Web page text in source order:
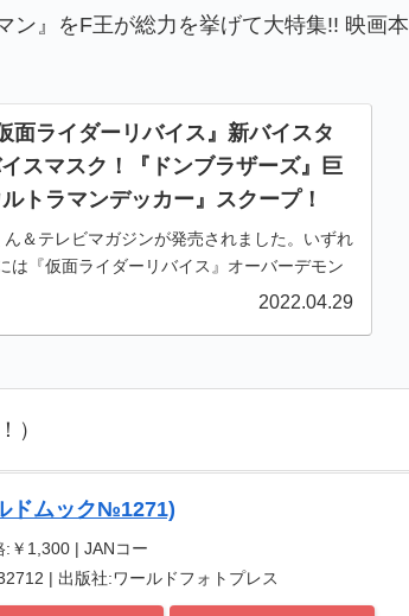
』をF王が総力を挙げて大特集!! 映画本
面ライダーリバイス』新バイスタ
スマスク！『ドンブラザーズ』巨
トラマンデッカー』スクープ！
ん＆テレビマガジンが発売されました。いずれ
は『仮面ライダーリバイス』オーバーデモン
ザーズ』ドンオニタイジンが登場です。（4月
2022.04.29
）
ドムック№1271)
￥1,300 | JANコー
| 出版社:ワールドフォトプレス